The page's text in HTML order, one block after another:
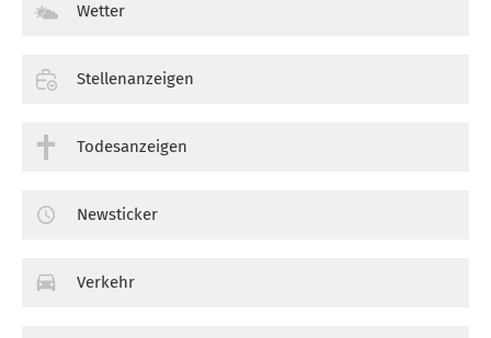
Wetter
Stellenanzeigen
Todesanzeigen
Newsticker
Verkehr